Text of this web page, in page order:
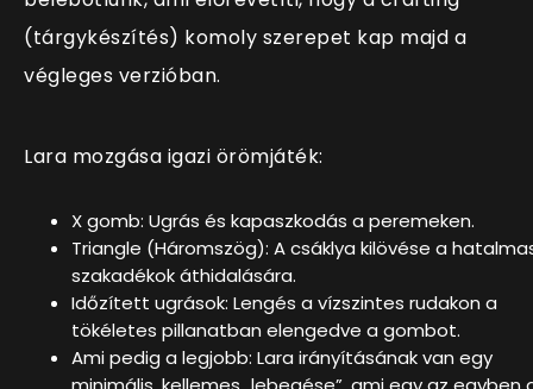
(tárgykészítés) komoly szerepet kap majd a
végleges verzióban.
Lara mozgása igazi örömjáték:
X gomb: Ugrás és kapaszkodás a peremeken.
Triangle (Háromszög): A csáklya kilövése a
szakadékok áthidalására.
Időzített ugrások: Lengés a vízszintes rudakon a
tökéletes pillanatban elengedve a gombot.
Ami pedig a legjobb: Lara irányításának van egy